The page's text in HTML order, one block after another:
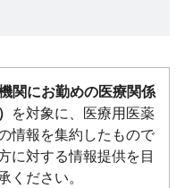
関にお勤めの医療関係
を対象に、医療用医薬
情報を集約したもので
に対する情報提供を目
ください。